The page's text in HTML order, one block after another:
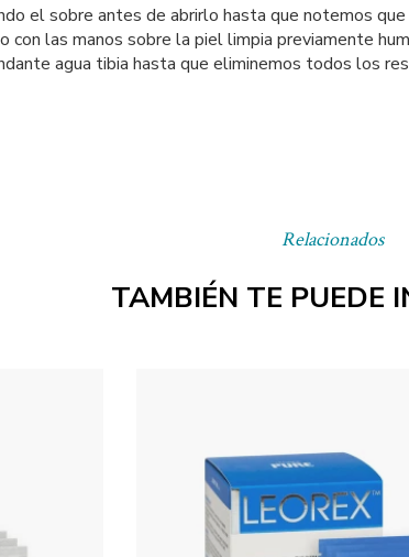
Relacionados
TAMBIÉN TE PUEDE
el sobre antes de abrirlo hasta que notemos
las manos sobre la piel limpia previamente
agua tibia hasta que eliminemos todos los